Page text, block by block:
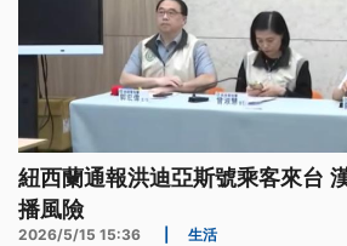
紐西蘭通報洪迪亞斯號乘客來台
播風險
2026/5/15 15:36 生活